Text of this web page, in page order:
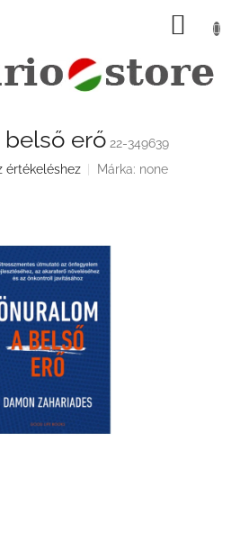
KOSÁR
erő 22-349639
értékeléshez Márka: none